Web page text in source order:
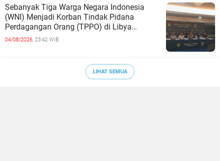
Sebanyak Tiga Warga Negara Indonesia
(WNI) Menjadi Korban Tindak Pidana
Perdagangan Orang (TPPO) di Libya
Berhasil Dipulangkan Ke - Indonesia. Mereka
04/08/2026, 23:42 WIB
LIHAT SEMUA